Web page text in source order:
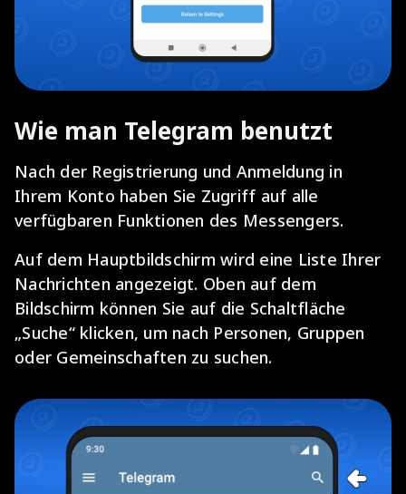
Wie man Telegram benutzt
Nach der Registrierung und Anmeldung in
Ihrem Konto haben Sie Zugriff auf alle
verfügbaren Funktionen des Messengers.
Auf dem Hauptbildschirm wird eine Liste Ihrer
Nachrichten angezeigt. Oben auf dem
Bildschirm können Sie auf die Schaltfläche
„Suche“ klicken, um nach Personen, Gruppen
oder Gemeinschaften zu suchen.